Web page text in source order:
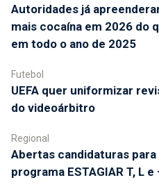
Autoridades já
mais cocaína em 2026 do
em todo o ano de 2025
Futebol
UEFA quer uniformizar
do videoárbitro
Regional
Abertas candidaturas para
programa ESTAGIAR T, L e